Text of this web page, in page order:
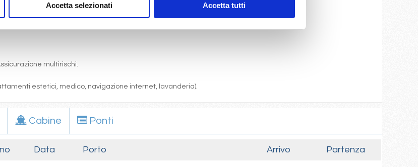
Accetta selezionati Accetta tutti
le feste in programma tutte le sere durante la crociera.
mare, palestra, vasche idromassaggio, biblioteca, discoteca.
multirischi.
estetici, medico, navigazione internet, lavanderia).
Cabine Ponti
Data Porto Arrivo Partenza